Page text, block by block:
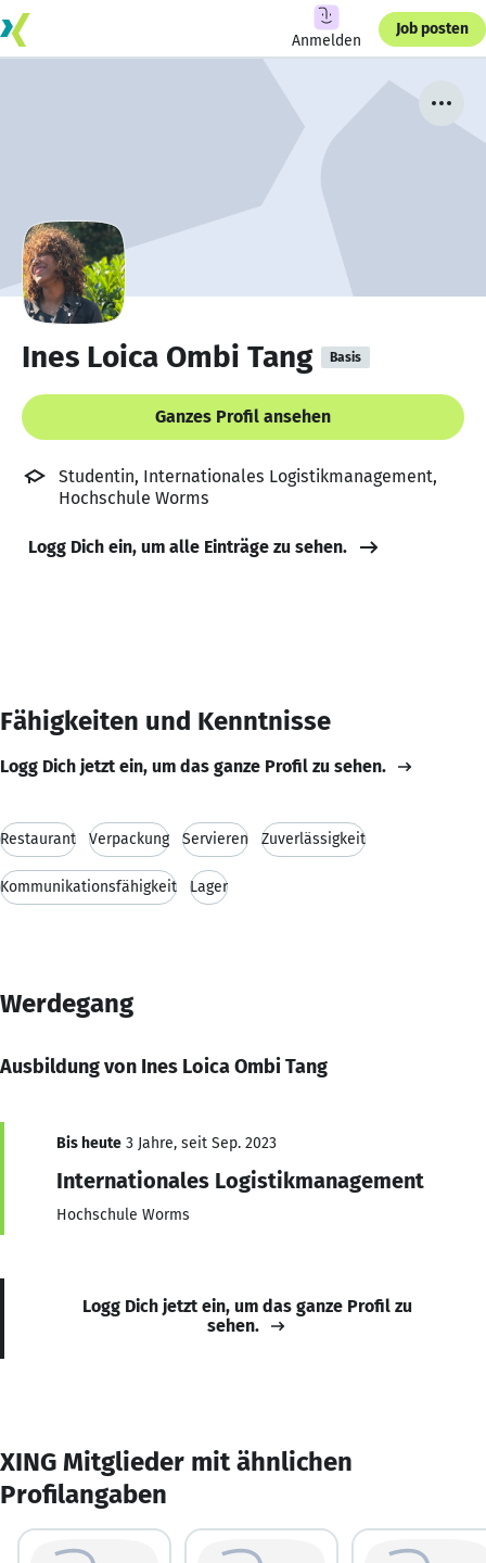
Anmelden
Job posten
Ines Loica Ombi Tang Basis
Ganzes Profil ansehen
Studentin, Internationales Logistikmanagement,
Hochschule Worms
Logg Dich ein, um alle Einträge zu sehen.
Fähigkeiten und Kenntnisse
Logg Dich jetzt ein, um das ganze Profil zu sehen.
Restaurant Verpackung Servieren Zuverlässigkeit
Kommunikationsfähigkeit Lager
Werdegang
Ausbildung von Ines Loica Ombi Tang
Bis heute 3 Jahre, seit Sep. 2023
Internationales Logistikmanagement
Hochschule Worms
Logg Dich jetzt ein, um das ganze Profil zu
sehen.
XING Mitglieder mit ähnlichen
Profilangaben